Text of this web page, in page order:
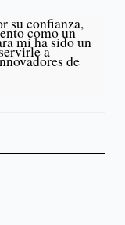
su confianza,
como un
mi ha sido un
a de